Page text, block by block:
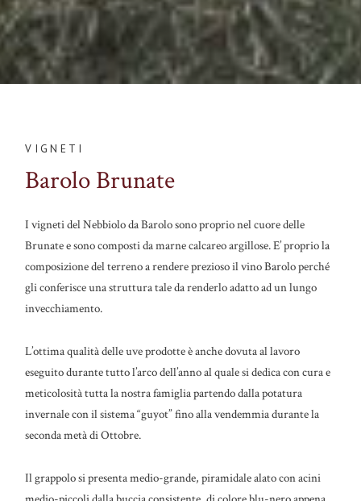
VIGNETI
Barolo Brunate
I vigneti del Nebbiolo da Barolo sono proprio nel cuore delle
Brunate e sono composti da marne calcareo argillose. E’ proprio la
composizione del terreno a rendere prezioso il vino Barolo perché
gli conferisce una struttura tale da renderlo adatto ad un lungo
invecchiamento.
L’ottima qualità delle uve prodotte è anche dovuta al lavoro
eseguito durante tutto l’arco dell’anno al quale si dedica con cura e
meticolosità tutta la nostra famiglia partendo dalla potatura
invernale con il sistema “guyot” fino alla vendemmia durante la
seconda metà di Ottobre.
Il grappolo si presenta medio-grande, piramidale alato con acini